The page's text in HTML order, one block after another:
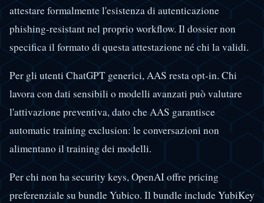
attestare formalmente l'esistenza di autenticazione
phishing-resistant nel proprio workflow. Il dossier non
specifica il formato di questa attestazione né chi la validi.
Per gli utenti ChatGPT generici, AAS resta opt-in. Chi
lavora con dati sensibili o modelli avanzati può valutare
l'attivazione preventiva, dato che AAS garantisce
automatic training exclusion: le conversazioni non
alimentano il training dei modelli.
Per chi non ha security keys, OpenAI offre pricing
preferenziale su bundle Yubico. Il bundle include YubiKey